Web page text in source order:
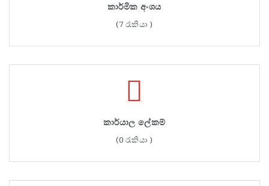
කාර්මික අංශය
(7 රැකියා )
කාර්යාල ලේකම්
(0 රැකියා )